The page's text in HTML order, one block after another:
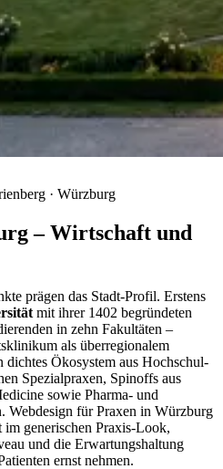
· Würzburg
– Wirtschaft und
prägen das Stadt-Profil. Erstens
mit ihrer 1402 begründeten
in zehn Fakultäten –
als überregionalem
dichtes Ökosystem aus Hochschul-
Spezialpraxen, Spinoffs aus
sowie Pharma- und
Webdesign für Praxen in Würzburg
im generischen Praxis-Look,
und die Erwartungshaltung
ernst nehmen.